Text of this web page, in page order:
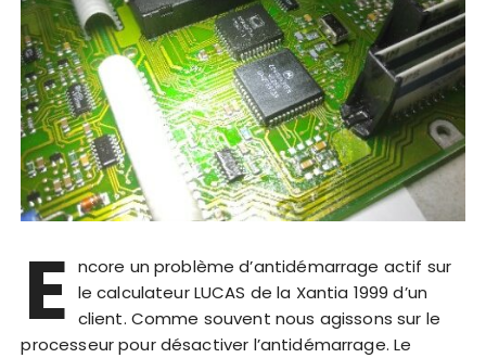
E ncore un problème d’antidémarrage actif sur
le calculateur LUCAS de la Xantia 1999 d’un
client. Comme souvent nous agissons sur le
processeur pour désactiver l’antidémarrage. Le